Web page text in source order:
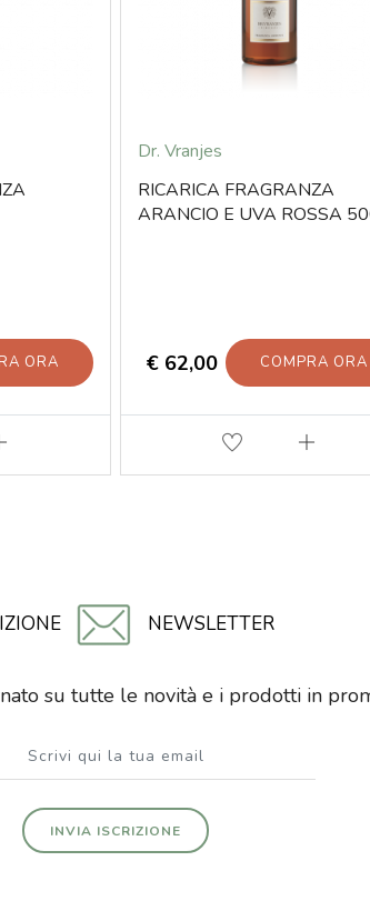
ORA
Dr. Vranjes
RICARICA FRAGRANZA
ARANCIO E UVA ROSSA
€ 62,00 COMPRA ORA
NEWSLETTER
su tutte le novità e i prodotti in
INVIA ISCRIZIONE